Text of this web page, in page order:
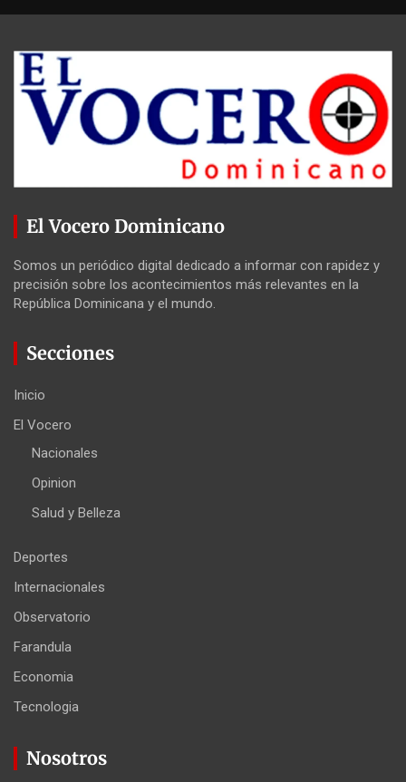
El Vocero Dominicano
Somos un periódico digital dedicado a informar con rapidez y
precisión sobre los acontecimientos más relevantes en la
República Dominicana y el mundo.
Secciones
Inicio
El Vocero
Nacionales
Opinion
Salud y Belleza
Deportes
Internacionales
Observatorio
Farandula
Economia
Tecnologia
Nosotros